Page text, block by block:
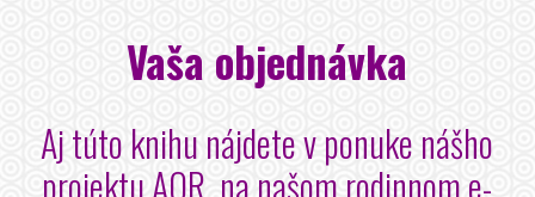
Vaša objednávka
Aj túto knihu nájdete v ponuke nášho
projektu AOR, na našom rodinnom e-